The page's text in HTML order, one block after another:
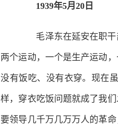
1939年5月20日
毛泽东在延安在职干
两个运动，一个是生产运动
没有饭吃、没有衣穿。现在
样，穿衣吃饭问题就成了我
要领导几千万几万万人的革